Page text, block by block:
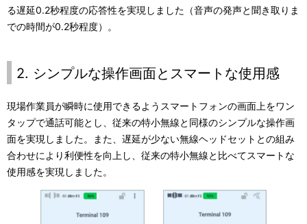
る遅延0.2秒程度の応答性を実現しました（音声の発声と聞き取りま
での時間が0.2秒程度）。
2. シンプルな操作画面とスマートな使用感
現場作業員が瞬時に使用できるようスマートフォンの画面上をワン
タップで通話可能とし、従来の特小無線と同様のシンプルな操作画
面を実現しました。また、遅延が少ない無線ヘッドセットとの組み
合わせにより利便性を向上し、従来の特小無線と比べてスマートな
使用感を実現しました。